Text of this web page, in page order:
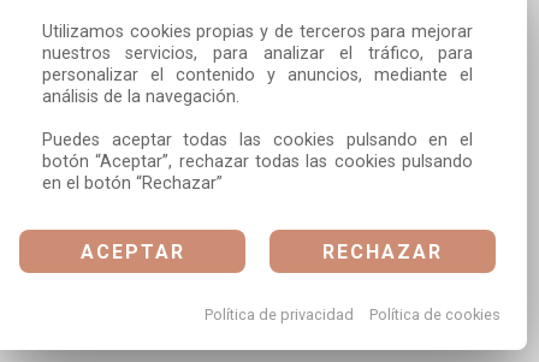
Utilizamos cookies propias y de terceros para mejorar
nuestros servicios, para analizar el tráfico, para
personalizar el contenido y anuncios, mediante el
análisis de la navegación.
Puedes aceptar todas las cookies pulsando en el
botón “Aceptar”, rechazar todas las cookies pulsando
en el botón “Rechazar”
ACEPTAR RECHAZAR
Política de privacidad Política de cookies